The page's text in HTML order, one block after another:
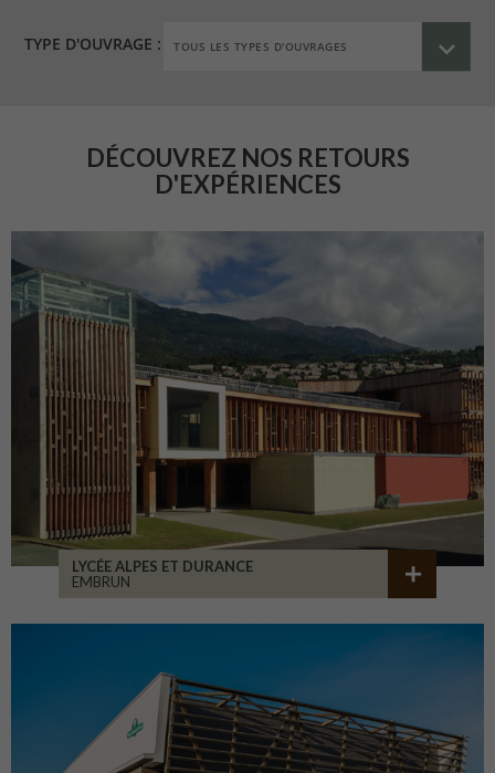
TYPE D'OUVRAGE :
DÉCOUVREZ NOS RETOURS
D'EXPÉRIENCES
LYCÉE ALPES ET DURANCE
EMBRUN